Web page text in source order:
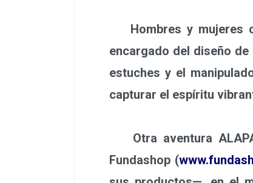
Hombres y mujeres
encargado del diseño
estuches y el
capturar el espíritu
Otra aventura
Fundashop (